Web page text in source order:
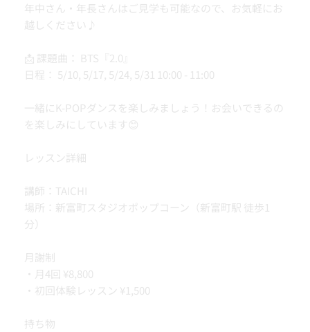
年中さん・年長さんはご見学も可能なので、お気軽にお
越しください♪
📩 課題曲： BTS『2.0』
日程： 5/10, 5/17, 5/24, 5/31 10:00 - 11:00
一緒にK-POPダンスを楽しみましょう！お会いできるの
を楽しみにしています😊
レッスン詳細
講師：TAICHI
場所：新富町スタジオポップコーン（新富町駅 徒歩1
分）
月謝制
・月4回 ¥8,800
・初回体験レッスン ¥1,500
持ち物